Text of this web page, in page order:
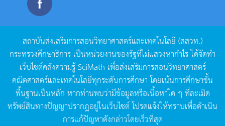
สถาบันส่งเสริมการสอนวิทยาศาสตร์และเทคโนโลยี (สสวท.)
กระทรวงศึกษาธิการ เป็นหน่วยงานของรัฐที่ไม่แสวงหากำไรได้จัดทำ
เว็บไซต์คลังความรู้SciMath เพื่อส่งเสริมการสอนวิทยาศาสตร์
คณิตศาสตร์และเทคโนโลยีทุกระดับการศึกษา โดยเน้นการศึกษาขั้น
พื้นฐานเป็นหลัก หากท่านพบว่ามีข้อมูลหรือเนื้อหาใด ๆ ที่ละเมิด
ทรัพย์สินทางปัญญาปรากฏอยู่ในเว็บไซต์โปรดแจ้งให้ทราบเพื่อดำเนิน
การแก้ปัญหาดังกล่าวโดยเร็วที่สุด